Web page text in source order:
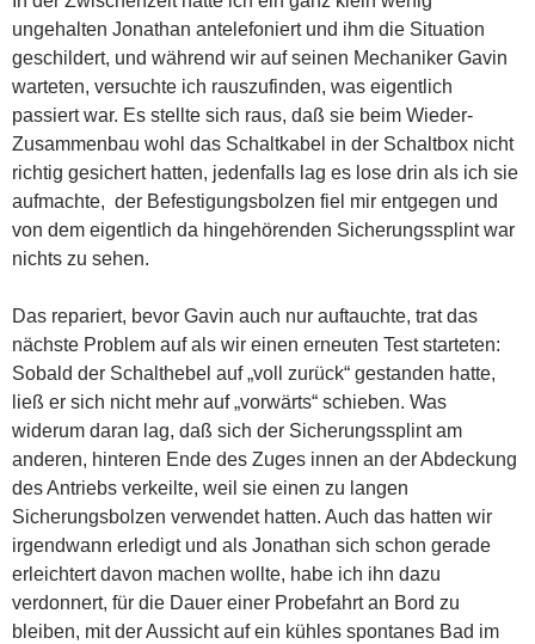
ungehalten Jonathan antelefoniert und ihm die Situation
geschildert, und während wir auf seinen Mechaniker Gavin
warteten, versuchte ich rauszufinden, was eigentlich
passiert war. Es stellte sich raus, daß sie beim Wieder-
Zusammenbau wohl das Schaltkabel in der Schaltbox nicht
richtig gesichert hatten, jedenfalls lag es lose drin als ich sie
aufmachte, der Befestigungsbolzen fiel mir entgegen und
von dem eigentlich da hingehörenden Sicherungssplint war
nichts zu sehen.
Das repariert, bevor Gavin auch nur auftauchte, trat das
nächste Problem auf als wir einen erneuten Test starteten:
Sobald der Schalthebel auf „voll zurück“ gestanden hatte,
ließ er sich nicht mehr auf „vorwärts“ schieben. Was
widerum daran lag, daß sich der Sicherungssplint am
anderen, hinteren Ende des Zuges innen an der Abdeckung
des Antriebs verkeilte, weil sie einen zu langen
Sicherungsbolzen verwendet hatten. Auch das hatten wir
irgendwann erledigt und als Jonathan sich schon gerade
erleichtert davon machen wollte, habe ich ihn dazu
verdonnert, für die Dauer einer Probefahrt an Bord zu
bleiben, mit der Aussicht auf ein kühles spontanes Bad im